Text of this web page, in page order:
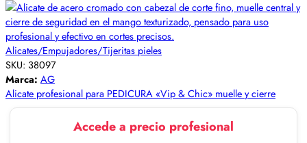
Alicates/Empujadores/Tijeritas pieles
SKU: 38097
Marca: AG
Alicate profesional para PEDICURA «Vip & Chic» muelle y cierre
Accede a precio profesional